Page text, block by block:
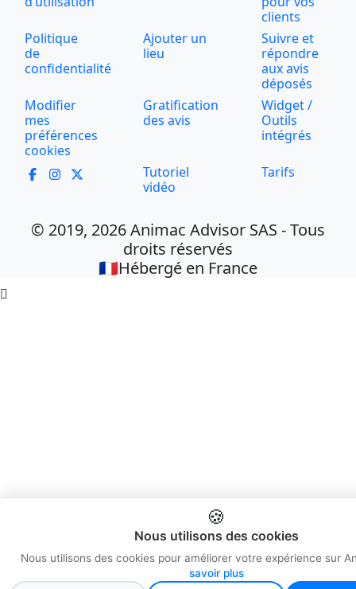
clients
Politique
de
confidentialité
Ajouter un
lieu
Suivre et
répondre
aux avis
déposés
Modifier
mes
préférences
cookies
Gratification
des avis
Widget /
Outils
intégrés
Tutoriel
vidéo
Tarifs
© 2019, 2026 Animac Advisor SAS - Tous
droits réservés
🇫🇷Hébergé en France

🍪
Nous utilisons des cookies
Nous utilisons des cookies pour améliorer votre expérience sur
savoir plus